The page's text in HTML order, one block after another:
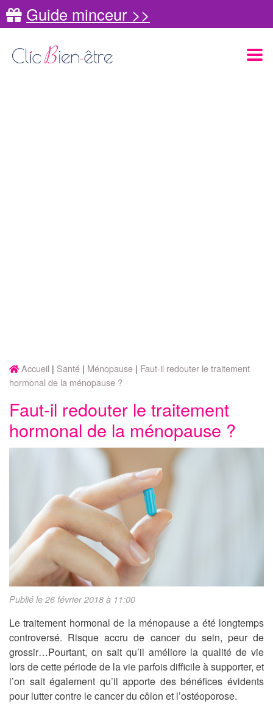
Guide minceur >>
Accueil Santé Ménopause
Faut-il redouter le traitement
hormonal de la ménopause ?
Faut-il redouter le traitement
hormonal de la ménopause ?
Publié le 26 février 2018 à 11:00
Le traitement hormonal de la ménopause a été longtemps
controversé. Risque accru de cancer du sein, peur de
grossir…Pourtant, on sait qu’il améliore la qualité de vie
lors de cette période de la vie parfois difficile à supporter, et
l’on sait également qu’il apporte des bénéfices évidents
pour lutter contre le cancer du côlon et l’ostéoporose.